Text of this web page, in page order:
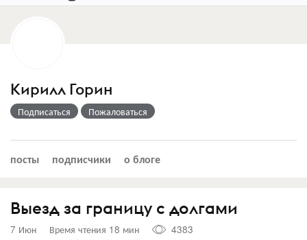
Кирилл Горин
Подписаться Пожаловаться
посты подписчики о блоге
Выезд за границу с долгами
7 Июн Время чтения 18 мин
4383